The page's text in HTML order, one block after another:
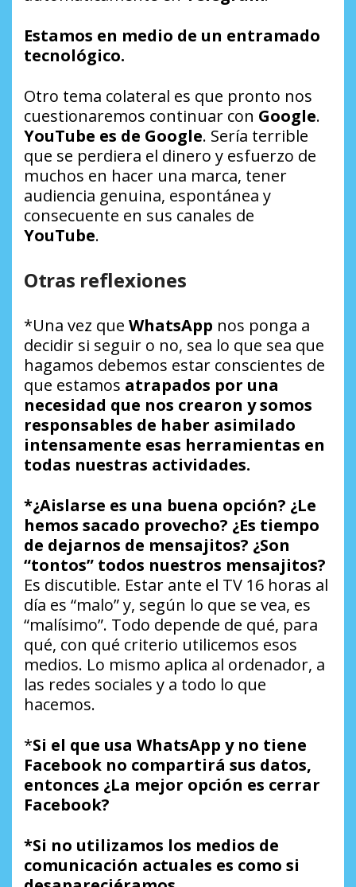
Estamos en medio de un entramado
tecnológico.
Otro tema colateral es que pronto nos
cuestionaremos continuar con Google.
YouTube es de Google. Sería terrible
que se perdiera el dinero y esfuerzo de
muchos en hacer una marca, tener
audiencia genuina, espontánea y
consecuente en sus canales de
YouTube.
Otras reflexiones
*Una vez que WhatsApp nos ponga a
decidir si seguir o no, sea lo que sea que
hagamos debemos estar conscientes de
que estamos atrapados por una
necesidad que nos crearon y somos
responsables de haber asimilado
intensamente esas herramientas en
todas nuestras actividades.
*¿Aislarse es una buena opción? ¿Le
hemos sacado provecho? ¿Es tiempo
de dejarnos de mensajitos? ¿Son
“tontos” todos nuestros mensajitos?
Es discutible. Estar ante el TV 16 horas al
día es “malo” y, según lo que se vea, es
“malísimo”. Todo depende de qué, para
qué, con qué criterio utilicemos esos
medios. Lo mismo aplica al ordenador, a
las redes sociales y a todo lo que
hacemos.
*Si el que usa WhatsApp y no tiene
Facebook no compartirá sus datos,
entonces ¿La mejor opción es cerrar
Facebook?
*Si no utilizamos los medios de
comunicación actuales es como si